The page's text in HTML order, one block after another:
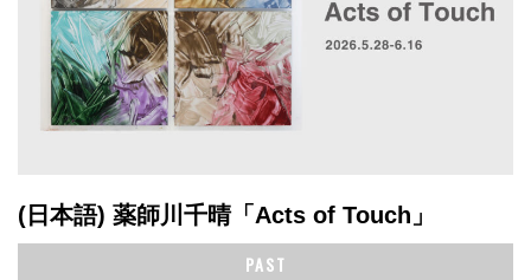
(日本語) 薬師川千晴「Acts of Touch」
PAST